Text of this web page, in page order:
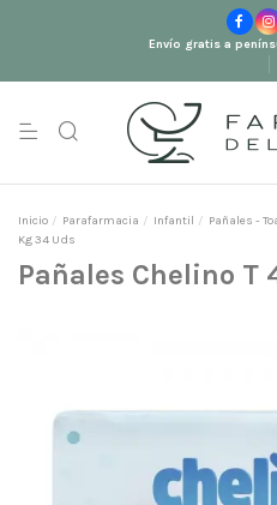
Envío gratis a
Inicio Parafarmacia Infantil Pañales -
Kg 34 Uds
Pañales Chelino T